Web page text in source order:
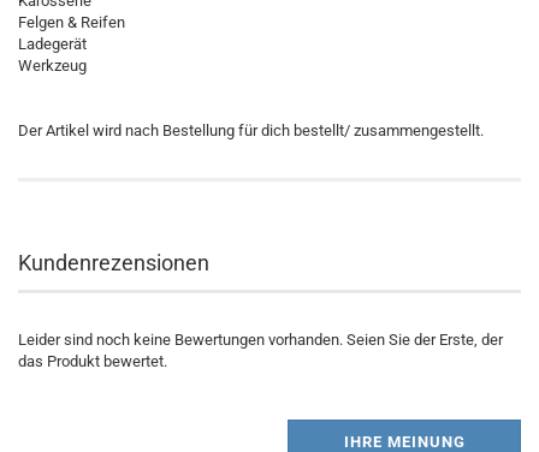
Felgen & Reifen
Ladegerät
Werkzeug
Der Artikel wird nach Bestellung für dich bestellt/ zusammengestellt.
Kundenrezensionen
Leider sind noch keine Bewertungen vorhanden. Seien Sie der Erste, der
das Produkt bewertet.
IHRE MEINUNG